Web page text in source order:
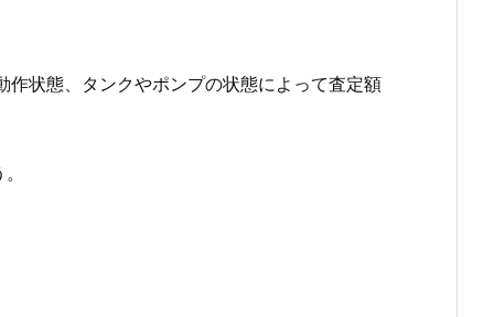
状態、タンクやポンプの状態によって査定額